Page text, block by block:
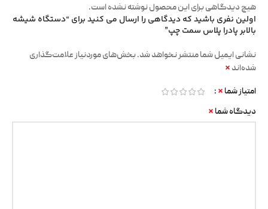
هیچ دیدگاهی برای این محصول نوشته نشده است.
اولین نفری باشید که دیدگاهی را ارسال می کنید برای “دستگاه شیشه
بالابر پادرا پلاس سمت چپ”
نشانی ایمیل شما منتشر نخواهد شد.بخش‌های موردنیاز علامت‌گذاری
شده‌اند *
امتیاز شما *
دیدگاه شما *